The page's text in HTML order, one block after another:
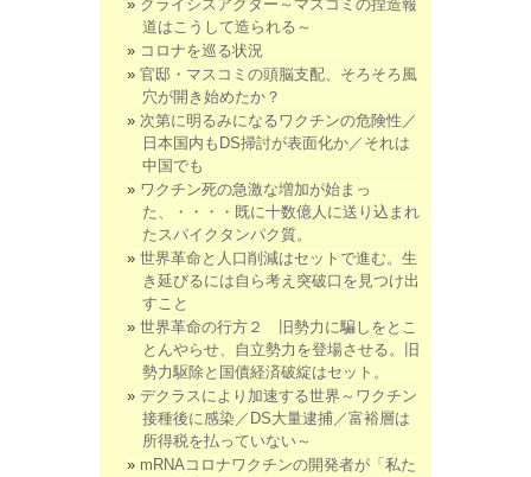
クライシスアクター～マスコミの捏造報
道はこうして造られる～
コロナを巡る状況
官邸・マスコミの頭脳支配、そろそろ風
穴が開き始めたか？
次第に明るみになるワクチンの危険性／
日本国内もDS掃討が表面化か／それは
中国でも
ワクチン死の急激な増加が始まっ
た、・・・・既に十数億人に送り込まれ
たスパイクタンパク質。
世界革命と人口削減はセットで進む。生
き延びるには自ら考え突破口を見つけ出
すこと
世界革命の行方２ 旧勢力に騙しをとこ
とんやらせ、自立勢力を登場させる。旧
勢力駆除と国債経済破綻はセット。
デクラスにより加速する世界～ワクチン
接種後に感染／DS大量逮捕／富裕層は
所得税を払っていない～
mRNAコロナワクチンの開発者が「私た